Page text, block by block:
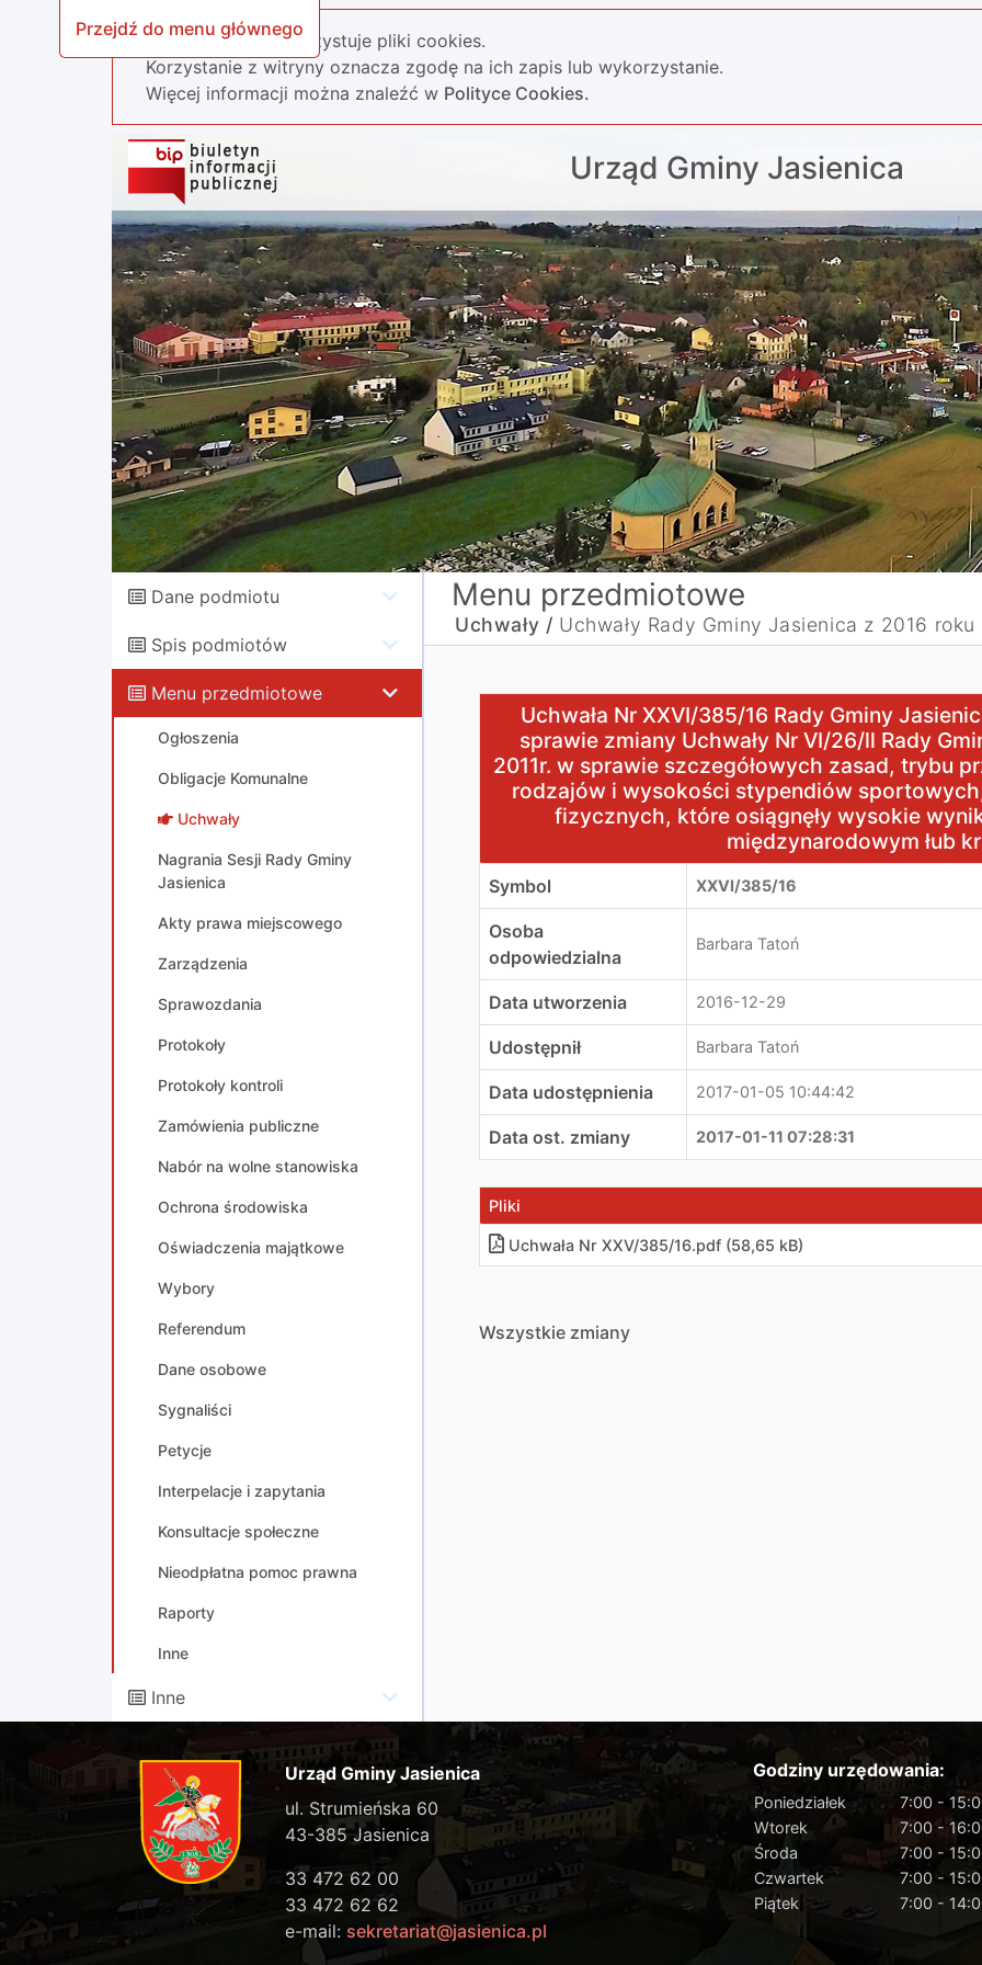
Przejdź do menu głównego
Nasza strona wykorzystuje pliki cookies.
Korzystanie z witryny oznacza zgodę na ich zapis lub wykorzystanie.
Więcej informacji można znaleźć w Polityce Cookies.
Urząd Gminy Jasienica
Dane podmiotu
Spis podmiotów
Menu przedmiotowe
Ogłoszenia
Obligacje Komunalne
Uchwały
Nagrania Sesji Rady Gminy
Jasienica
Akty prawa miejscowego
Zarządzenia
Sprawozdania
Protokoły
Protokoły kontroli
Zamówienia publiczne
Nabór na wolne stanowiska
Ochrona środowiska
Oświadczenia majątkowe
Wybory
Referendum
Dane osobowe
Sygnaliści
Petycje
Interpelacje i zapytania
Konsultacje społeczne
Nieodpłatna pomoc prawna
Raporty
Inne
Inne
Menu przedmiotowe
Uchwały / Uchwały Rady Gminy Jasienica z 2016 roku
Uchwała Nr XXVI/385/16 Rady Gminy Jasienica z dnia
Uchwała Nr XXVI/385/16 Rady Gminy
sprawie zmiany Uchwały Nr VI/26/ll Rady
2011r. w sprawie szczegółowych zasad, trybu
rodzajów i wysokości stypendiów
fizycznych, które osiągnęły wysokie
międzynarodowym łub
Symbol XXVI/385/16
Osoba
odpowiedzialna
Barbara Tatoń
Data utworzenia 2016-12-29
Udostępnił Barbara Tatoń
Data udostępnienia 2017-01-05 10:44:42
Data ost. zmiany 2017-01-11 07:28:31
Pliki
Uchwała Nr XXV/385/16.pdf (58,65 kB)
Wszystkie zmiany
Urząd Gminy Jasienica
ul. Strumieńska 60
43-385 Jasienica
33 472 62 00
33 472 62 62
e-mail: sekretariat@jasienica.pl
Godziny urzędowania:
Poniedziałek
7:00 -
Wtorek
7:00 -
Środa
7:00 -
Czwartek
7:00 -
Piątek
7:00 -